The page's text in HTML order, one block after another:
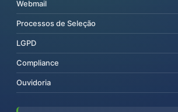
Webmail
Processos de Seleção
LGPD
Compliance
Ouvidoria